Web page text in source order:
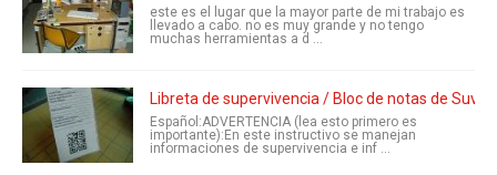
este es el lugar que la mayor parte de mi trabajo es
llevado a cabo. no es muy grande y no tengo
muchas herramientas a d ...
Libreta de supervivencia / Bloc de notas de
Español:ADVERTENCIA (lea esto primero es
importante):En este instructivo se manejan
informaciones de supervivencia e inf ...